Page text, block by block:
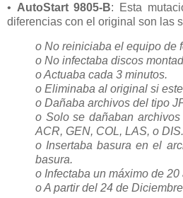
• AutoStart 9805-B: Esta
diferencias con el original son las
o No reiniciaba el equipo de
o No infectaba discos
o Actuaba cada 3 minutos.
o Eliminaba al original si
o Dañaba archivos del tipo
o Solo se dañaban
ACR, GEN, COL, LAS, o DIS.
o Insertaba basura en el
basura.
o Infectaba un máximo de
o A partir del 24 de